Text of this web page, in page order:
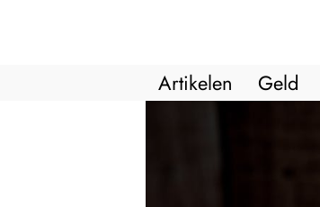
Artikelen Geld